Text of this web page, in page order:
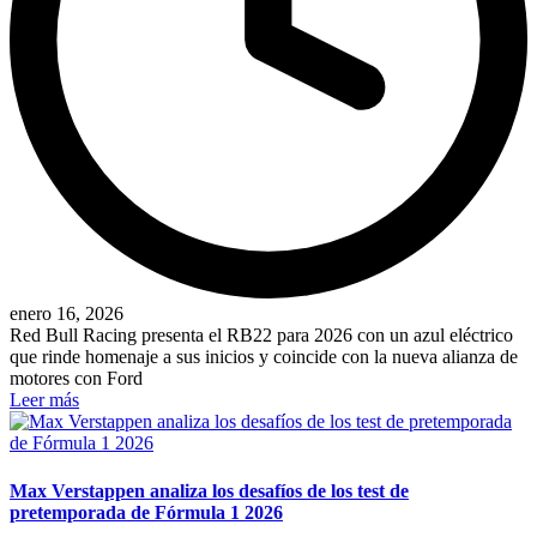
enero 16, 2026
Red Bull Racing presenta el RB22 para 2026 con un azul eléctrico
que rinde homenaje a sus inicios y coincide con la nueva alianza de
motores con Ford
Leer más
Max Verstappen analiza los desafíos de los test de
pretemporada de Fórmula 1 2026